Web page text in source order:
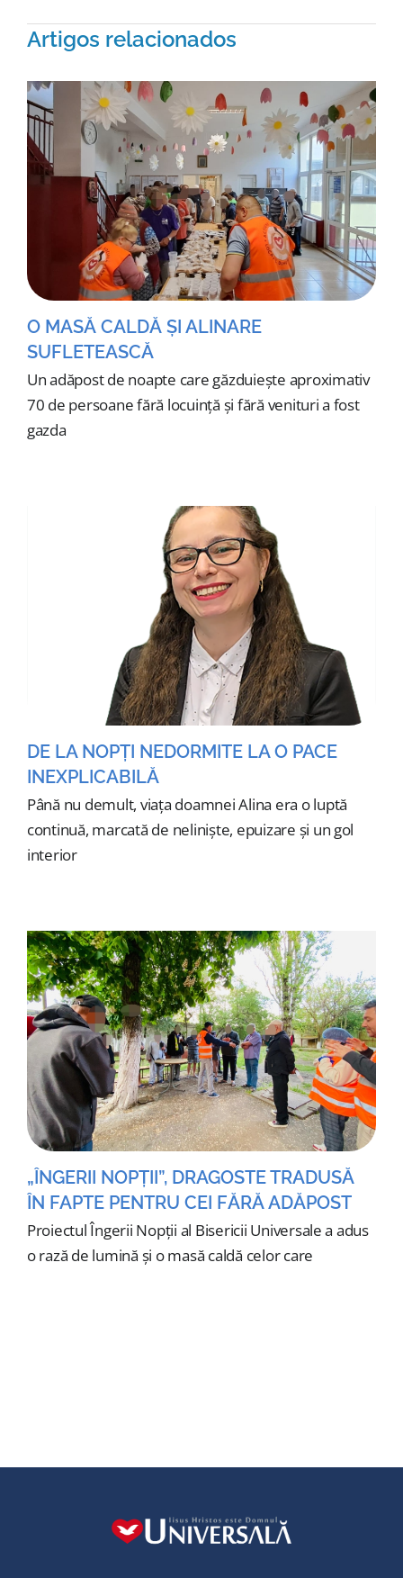
Artigos relacionados
O MASĂ CALDĂ ȘI ALINARE
SUFLETEASCĂ
Un adăpost de noapte care găzduiește aproximativ
70 de persoane fără locuință și fără venituri a fost
gazda
DE LA NOPȚI NEDORMITE LA O PACE
INEXPLICABILĂ
Până nu demult, viața doamnei Alina era o luptă
continuă, marcată de neliniște, epuizare și un gol
interior
„ÎNGERII NOPȚII”, DRAGOSTE TRADUSĂ
ÎN FAPTE PENTRU CEI FĂRĂ ADĂPOST
Proiectul Îngerii Nopții al Bisericii Universale a adus
o rază de lumină și o masă caldă celor care